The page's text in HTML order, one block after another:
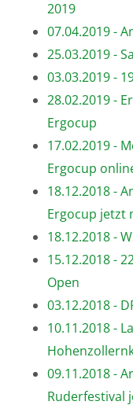
2019
07.04.2019 -
25.03.2019 -
03.03.2019 -
28.02.2019 -
Ergocup
17.02.2019 -
Ergocup
18.12.2018 -
Ergocup jetzt
18.12.2018 -
15.12.2018 -
Open
03.12.2018 -
10.11.2018 -
09.11.2018 -
Ruderfestival